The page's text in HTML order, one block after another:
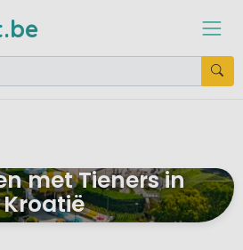
met Tieners in
Kroatië